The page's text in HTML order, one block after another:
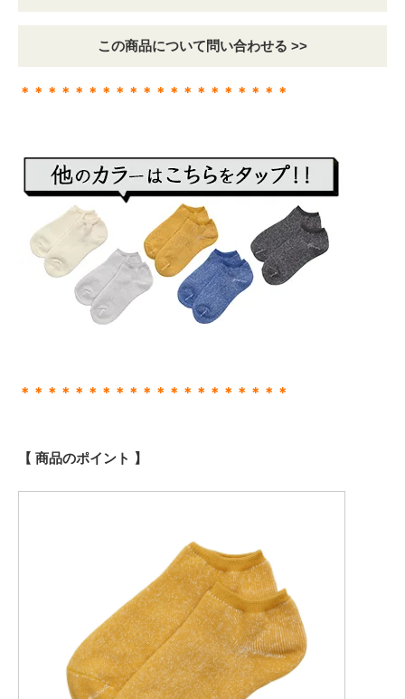
この商品について問い合わせる >>
＊＊＊＊＊＊＊＊＊＊＊＊＊＊＊＊＊＊＊＊
＊＊＊＊＊＊＊＊＊＊＊＊＊＊＊＊＊＊＊＊
【 商品のポイント 】